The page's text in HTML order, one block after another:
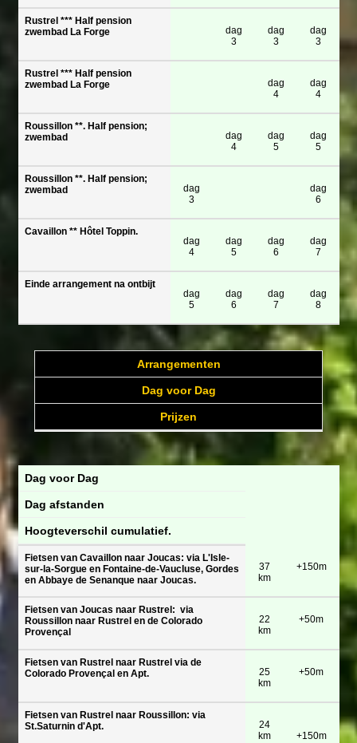
Rustrel *** Half pension
zwembad La Forge
dag
3
dag
3
dag
3
Rustrel *** Half pension
zwembad La Forge
dag
4
dag
4
Roussillon **. Half pension;
zwembad
dag
4
dag
5
dag
5
Roussillon **. Half pension;
zwembad
dag
3
dag
6
Cavaillon ** Hôtel Toppin.
dag
4
dag
5
dag
6
dag
7
Einde arrangement na ontbijt
dag
5
dag
6
dag
7
dag
8
Arrangementen
Dag voor Dag
Prijzen
Dag voor Dag
Dag afstanden
Hoogteverschil cumulatief.
Fietsen van Cavaillon naar Joucas: via L'Isle-
sur-la-Sorgue en Fontaine-de-Vaucluse, Gordes
en Abbaye de Senanque naar Joucas.
37
km
+150m
Fietsen van Joucas naar Rustrel: via
Roussillon naar Rustrel en de Colorado
Provençal
22
km
+50m
Fietsen van Rustrel naar Rustrel via de
Colorado Provençal en Apt.
25
km
+50m
Fietsen van Rustrel naar Roussillon: via
St.Saturnin d'Apt.
24
km
+150m